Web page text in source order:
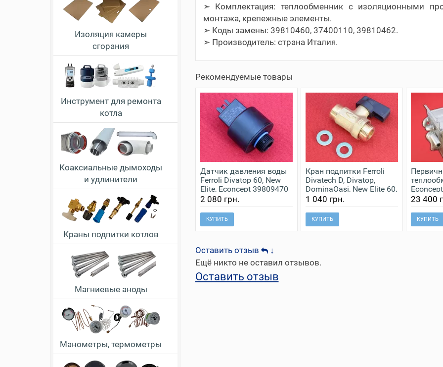
Изоляция камеры
сгорания
Инструмент для ремонта
котла
Коаксиальные дымоходы
и удлинители
Краны подпитки котлов
Магниевые аноды
Манометры, термометры
➣ Комплектация: теплообменник с изоляционными
монтажа, крепежные элементы.
➣ Коды замены: 39810460, 37400110, 39810462.
➣ Производитель: страна Италия.
Рекомендуемые товары
Датчик давления воды
Ferroli Divatop 60, New
Elite, Econcept 39809470
2 080 грн.
КУПИТЬ
Кран подпитки Ferroli
Divatech D, Divatop,
DominaOasi, New Elite 60,
Econcept 39808980
1 040 грн.
КУПИТЬ
23 400
КУПИТЬ
Оставить отзыв
↓
Ещё никто не оставил отзывов.
Оставить отзыв